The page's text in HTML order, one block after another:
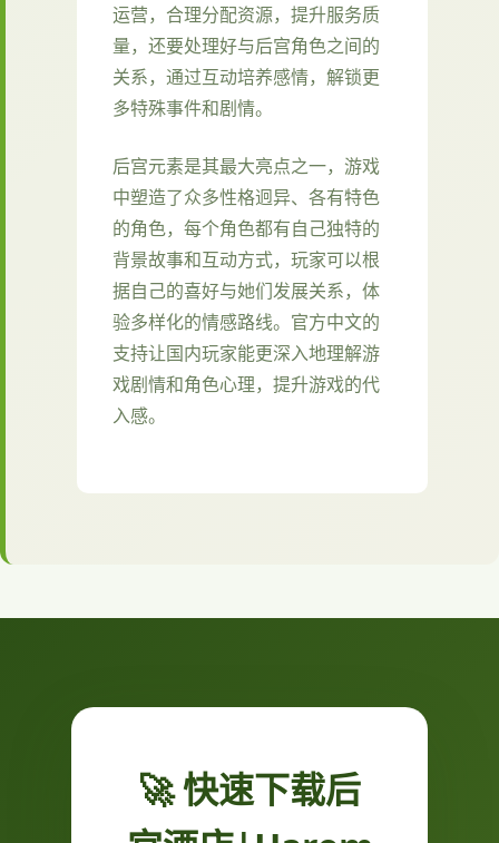
运营，合理分配资源，提升服务质
量，还要处理好与后宫角色之间的
关系，通过互动培养感情，解锁更
多特殊事件和剧情。
后宫元素是其最大亮点之一，游戏
中塑造了众多性格迥异、各有特色
的角色，每个角色都有自己独特的
背景故事和互动方式，玩家可以根
据自己的喜好与她们发展关系，体
验多样化的情感路线。官方中文的
支持让国内玩家能更深入地理解游
戏剧情和角色心理，提升游戏的代
入感。
🚀 快速下载后